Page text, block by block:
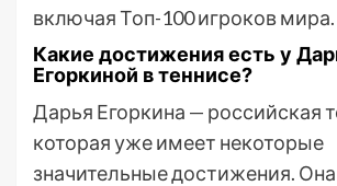
включая Топ-100 игроков мира.
Какие достижения есть у
Егоркиной в теннисе?
Дарья Егоркина — российская
которая уже имеет некоторые
значительные достижения. Она